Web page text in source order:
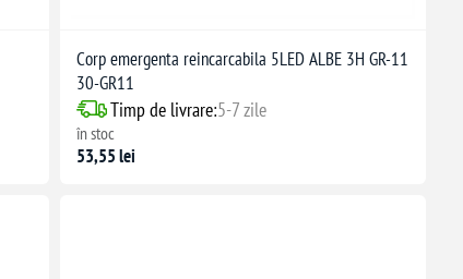
Corp emergenta reincarcabila 5LED ALBE 3H GR-11
30-GR11
Timp de livrare:5-7 zile
în stoc
53,55 lei